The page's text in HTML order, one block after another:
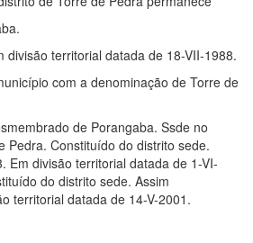
divisão territorial datada de 18-VII-1988.
com a denominação de Torre de
de Porangaba. Ssde no
Pedra. Constituído do distrito sede.
Em divisão territorial datada de 1-VI-
do distrito sede. Assim
territorial datada de 14-V-2001.